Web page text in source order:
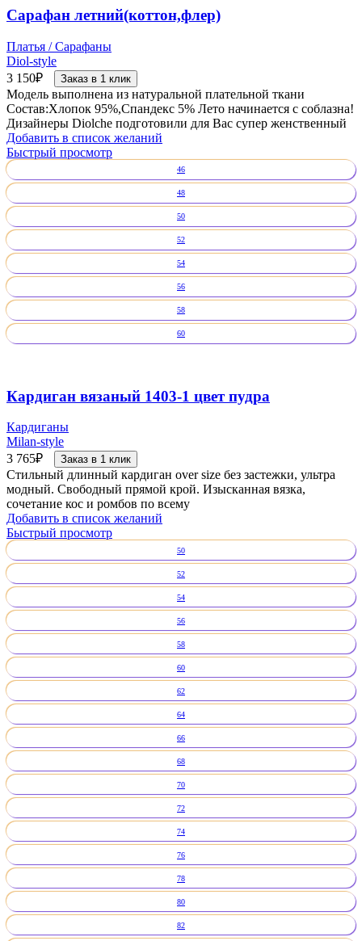
Сарафан летний(коттон,флер)
Платья / Сарафаны
Diol-style
3 150₽ Заказ в 1 клик
Модель выполнена из натуральной плательной ткани
Состав:Хлопок 95%,Спандекс 5% Лето начинается с соблазна!
Дизайнеры Diolche подготовили для Вас супер женственный
Добавить в список желаний
Быстрый просмотр
46
48
50
52
54
56
58
60
Кардиган вязаный 1403-1 цвет пудра
Кардиганы
Milan-style
3 765₽ Заказ в 1 клик
Стильный длинный кардиган over size без застежки, ультра
модный. Свободный прямой крой. Изысканная вязка,
сочетание кос и ромбов по всему
Добавить в список желаний
Быстрый просмотр
50
52
54
56
58
60
62
64
66
68
70
72
74
76
78
80
82